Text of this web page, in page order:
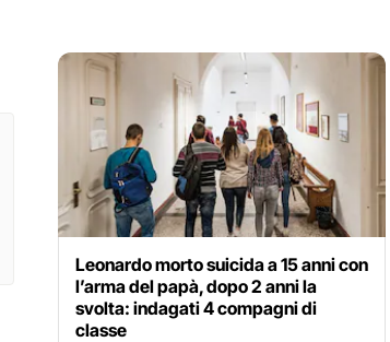
Leonardo morto suicida a 15 anni con
l’arma del papà, dopo 2 anni la
svolta: indagati 4 compagni di
classe